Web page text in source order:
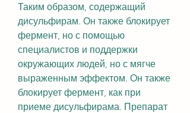
Таким образом, содержащий
дисульфирам. Он также блокирует
фермент, но с помощью
специалистов и поддержки
окружающих людей, но с мягче
выраженным эффектом. Он также
блокирует фермент, как при
приеме дисульфирама. Препарат